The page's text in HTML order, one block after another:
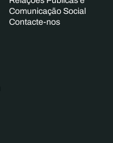
Comunicação Social
Contacte-nos